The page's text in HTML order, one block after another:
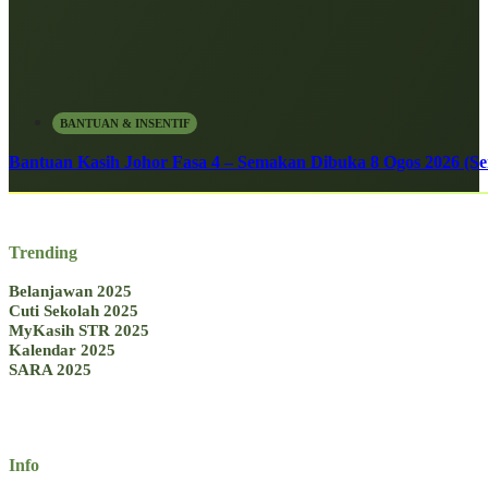
BANTUAN & INSENTIF
Bantuan Kasih Johor Fasa 4 – Semakan Dibuka 8 Ogos 2026
Trending
Belanjawan 2025
Cuti Sekolah 2025
MyKasih STR 2025
Kalendar 2025
SARA 2025
Info